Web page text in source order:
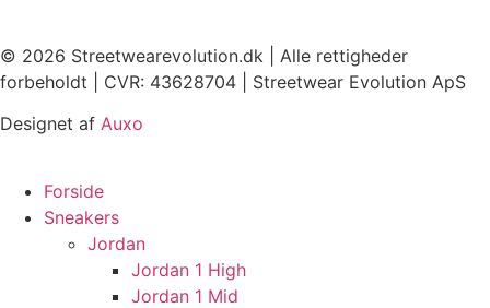
© 2026 Streetwearevolution.dk | Alle rettigheder
forbeholdt | CVR: 43628704 | Streetwear Evolution ApS
Designet af Auxo
Forside
Sneakers
Jordan
Jordan 1 High
Jordan 1 Mid